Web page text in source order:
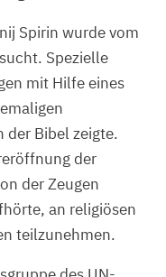
Spirin wurde vom
Spezielle
mit Hilfe eines
der Bibel zeigte.
der
der Zeugen
an religiösen
teilzunehmen.